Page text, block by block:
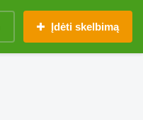
Įdėti skelbimą